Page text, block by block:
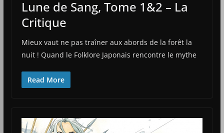
Lune de Sang, Tome 1&2 – La
Critique
Mieux vaut ne pas traîner aux abords de la forêt la
nuit ! Quand le Folklore Japonais rencontre le mythe
Read More